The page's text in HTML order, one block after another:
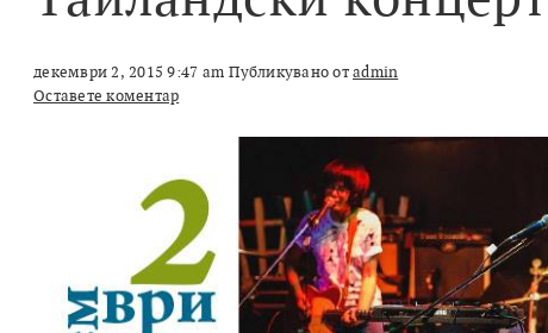
декември 2, 2015 9:47 am Публикувано отadmin
Оставете коментар